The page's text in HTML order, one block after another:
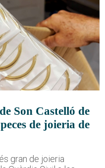
Son Castelló de
de joieria de
gran de joieria